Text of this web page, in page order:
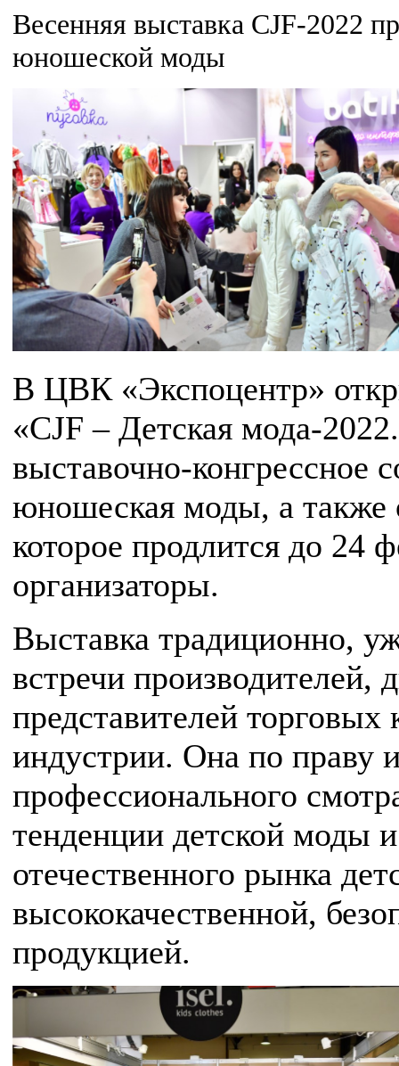
Весенняя выставка CJF-2022
юношеской моды
В ЦВК «Экспоцентр»
«CJF – Детская мода-
выставочно-конгрессное
юношеская моды, а
которое продлится до 24
организаторы.
Выставка традиционно,
встречи производителей,
представителей
индустрии. Она по праву
профессионального
тенденции детской моды
отечественного рынка
высококачественной,
продукцией.